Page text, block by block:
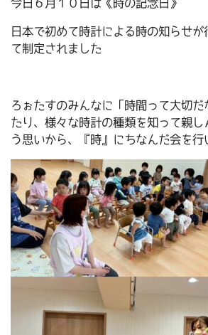
今日６月１０日は《時の記念日》
日本で初めて時計による時の知らせ
て制定されました
ろぉたすのみんなに「時間って大切だ
たり、様々な時計の種類を知って親
う思いから、『時』にちなんだ会を行